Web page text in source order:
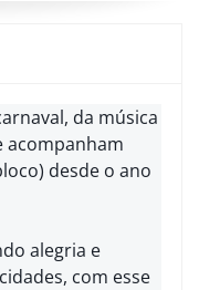
da música
acompanham
desde o ano
alegria e
com esse